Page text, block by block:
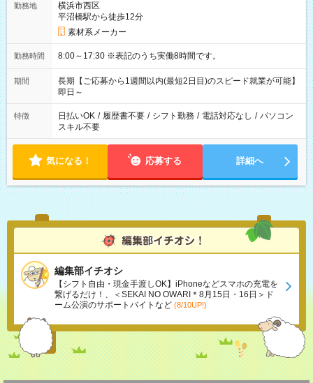
勤務地
横浜市西区
平沼橋駅から徒歩12分
素材系メーカー
勤務時間 8:00～17:30 ※表記のうち実働8時間です。
期間
長期【ご応募から1週間以内(最短2日目)のスピード就業が可能】
即日～
特徴 日払いOK / 履歴書不要 / シフト勤務 / 電話対応なし / パソコン
スキル不要
気になる！ 応募する 詳細へ
編集部イチオシ
【シフト自由・現金手渡しOK】iPhoneなどスマホの充電を
繋げるだけ！、＜SEKAI NO OWARI＊8月15日・16日＞ド
ーム公演のサポートバイトなど (8/10UP!)